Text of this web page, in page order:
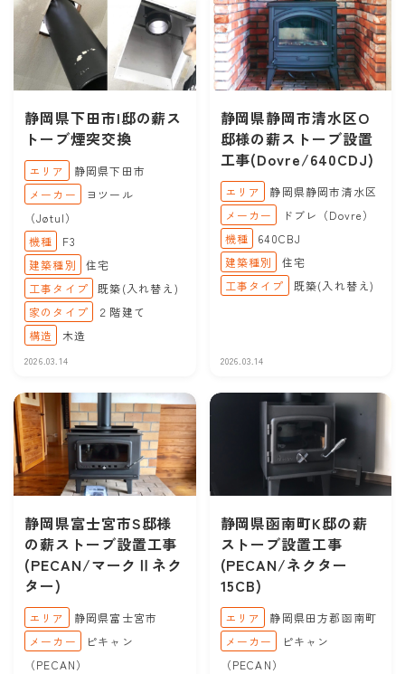
静岡県下田市I邸の薪ス
トーブ煙突交換
2026.03.14
エリア
静岡県下田市
メーカー
ヨツール
（Jøtul）
機種
F3
建築種別
住宅
工事タイプ
既築(入れ替え)
家のタイプ
２階建て
構造
木造
静岡県静岡市清水区O
邸様の薪ストーブ設置
工事(Dovre/640CDJ)
2026.03.14
エリア
静岡県静岡市清水区
メーカー
ドブレ（Dovre）
機種
640CBJ
建築種別
住宅
工事タイプ
既築(入れ替え)
静岡県富士宮市S邸様
の薪ストーブ設置工事
(PECAN/マークⅡネク
ター)
エリア
静岡県富士宮市
メーカー
ピキャン
（PECAN）
静岡県函南町K邸の薪
ストーブ設置工事
(PECAN/ネクター
15CB)
エリア
静岡県田方郡函南町
メーカー
ピキャン
（PECAN）